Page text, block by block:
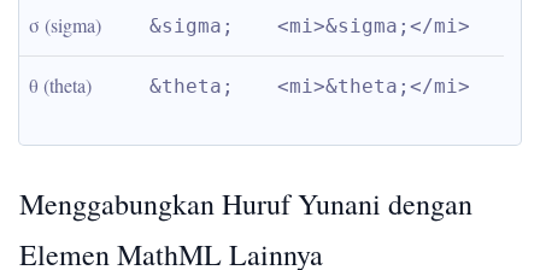
σ (sigma) &sigma; <mi>&sigma;</mi>
θ (theta) &theta; <mi>&theta;</mi>
Menggabungkan Huruf Yunani dengan
Elemen MathML Lainnya